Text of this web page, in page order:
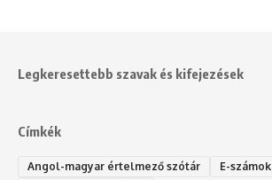
Legkeresettebb szavak és kifejezések
Címkék
Angol-magyar értelmező szótár E-számok